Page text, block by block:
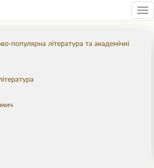
популярна література та академічні